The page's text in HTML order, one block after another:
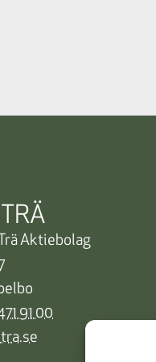
Aktiebolag
91 00